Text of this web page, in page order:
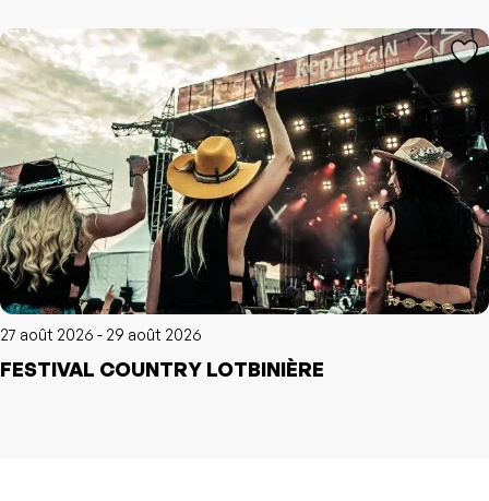
27 août 2026 - 29 août 2026
FESTIVAL COUNTRY LOTBINIÈRE